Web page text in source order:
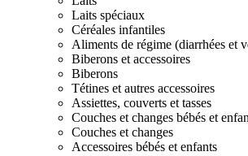
Laits spéciaux
Céréales infantiles
Aliments de régime (diarrhées et
Biberons et accessoires
Biberons
Tétines et autres accessoires
Assiettes, couverts et tasses
Couches et changes bébés et
Couches et changes
Accessoires bébés et enfants